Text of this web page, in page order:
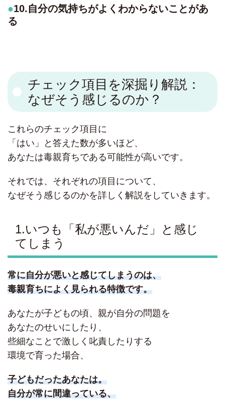
10.自分の気持ちがよくわからないことがあ
る
チェック項目を深掘り解説：
なぜそう感じるのか？
これらのチェック項目に
「はい」と答えた数が多いほど、
あなたは毒親育ちである可能性が高いです。
それでは、それぞれの項目について、
なぜそう感じるのかを詳しく解説をしていきます。
1.いつも「私が悪いんだ」と感じ
てしまう
常に自分が悪いと感じてしまうのは、
毒親育ちによく見られる特徴です。
あなたが子どもの頃、親が自分の問題を
あなたのせいにしたり、
些細なことで激しく叱責したりする
環境で育った場合、
子どもだったあなたは。
自分が常に間違っている、